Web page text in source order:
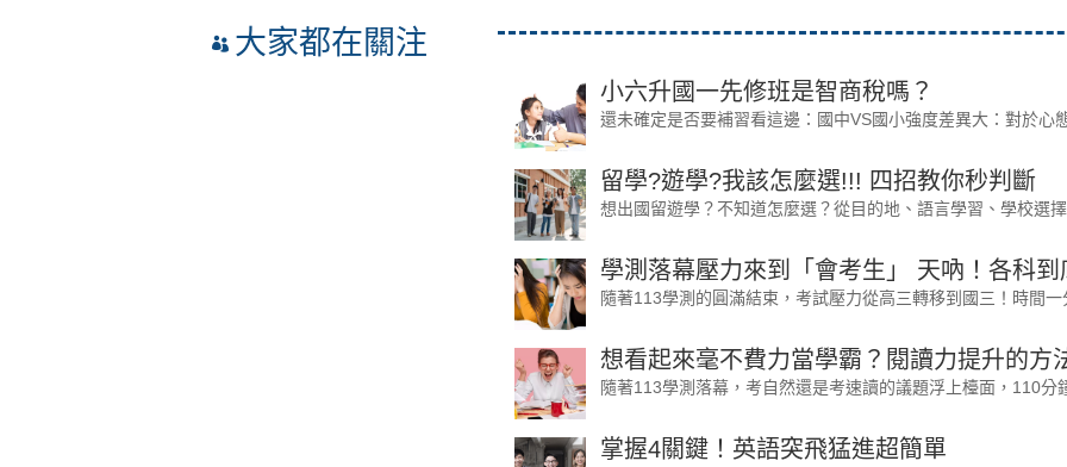
 大家都在關注
小六升國一先修班是智商稅嗎？
還未確定是否要補習看這邊：國中VS國小強度差異大：對於心
留學?遊學?我該怎麼選!!! 四招教你秒判斷
想出國留遊學？不知道怎麼選？從目的地、語言學習、學校選
學測落幕壓力來到「會考生」 天吶！各科到
隨著113學測的圓滿結束，考試壓力從高三轉移到國三！時間一
想看起來毫不費力當學霸？閱讀力提升的方
隨著113學測落幕，考自然還是考速讀的議題浮上檯面，110分
掌握4關鍵！英語突飛猛進超簡單